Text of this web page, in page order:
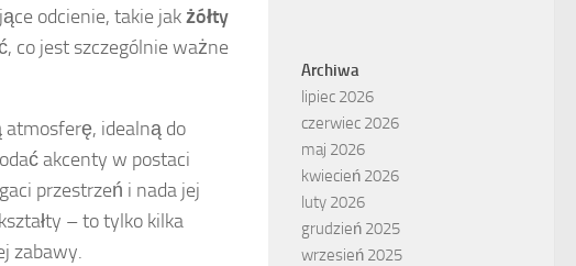
odcienie, takie jakżółty
co jest szczególnie ważne
atmosferę, idealną do
akcenty w postaci
przestrzeń i nada jej
– to tylko kilka
zabawy.
Archiwa
lipiec 2026
czerwiec 2026
maj 2026
kwiecień 2026
luty 2026
grudzień 2025
wrzesień 2025